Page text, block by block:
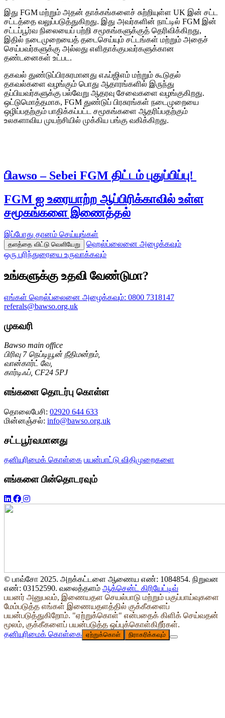
இது FGM மற்றும் அதன் தாக்கங்களைச் சுற்றியுள்ள UK இன் சட்ட
சட்டத்தை வலுப்படுத்துகிறது. இது அவர்களின் நாட்டில் FGM இன்
சட்டப்பூர்வ நிலையைப் பற்றி சமூகங்களுக்குத் தெரிவிக்கிறது,
இதில் நடைமுறையைத் தடைசெய்யும் சட்டங்கள் மற்றும் அதைச்
செய்பவர்களுக்கு அல்லது எளிதாக்குபவர்களுக்கான
தண்டனைகள் உட்பட.
தகவல் துண்டுப்பிரசுரமானது எஃப்ஜிஎம் மற்றும் கூடுதல்
தகவல்களை வழங்கும் பொது ஆதாரங்களில் இருந்து
தப்பியவர்களுக்கு பல்வேறு ஆதரவு சேவைகளை வழங்குகிறது.
ஒட்டுமொத்தமாக, FGM துண்டுப் பிரசுரங்கள் நடைமுறையை
ஒழிப்பதற்கும் பாதிக்கப்பட்ட சமூகங்களை ஆதரிப்பதற்கும்
உலகளாவிய முயற்சியில் முக்கிய பங்கு வகிக்கிறது.
பிawso – Sebei FGM திட்டம் புதுப்பிப்பு!
FGM ஐ உரையாற்ற ஆப்பிரிக்காவில் உள்ள
சமூகங்களை இணைத்தல்
இப்போது தானம் செய்யுங்கள்
தளத்தை விட்டு வெளியேறு
ஹெல்ப்லைனை அழைக்கவும்
ஒரு பரிந்துரையை உருவாக்கவும்
உங்களுக்கு உதவி வேண்டுமா?
எங்கள் ஹெல்ப்லைனை அழைக்கவும்: 0800 7318147
referals@bawso.org.uk
முகவரி
Bawso main office
பிரிவு 7 நெப்டியூன் நீதிமன்றம்,
வான்கார்ட் வே,
கார்டிஃப், CF24 5PJ
எங்களை தொடர்பு கொள்ள
தொலைபேசி: 02920 644 633
மின்னஞ்சல்: info@bawso.org.uk
சட்டபூர்வமானது
தனியுரிமைக் கொள்கை பயன்பாட்டு விதிமுறைகளை
எங்களை பின்தொடரவும்
© பாவ்சோ 2025. அறக்கட்டளை ஆணைய எண்: 1084854. நிறுவன
எண்: 03152590. வலைத்தளம் ஆக்சென்ட் கிரியேட்டிவ்
பயனர் அனுபவம், இணையதள செயல்பாடு மற்றும் பகுப்பாய்வுகளை
மேம்படுத்த எங்கள் இணையதளத்தில் குக்கீகளைப்
பயன்படுத்துகிறோம். "ஏற்றுக்கொள்" என்பதைக் கிளிக் செய்வதன்
மூலம், குக்கீகளைப் பயன்படுத்த ஒப்புக்கொள்கிறீர்கள்.
தனியுரிமைக் கொள்கை ஏற்றுக்கொள் நிராகரிக்கவும்